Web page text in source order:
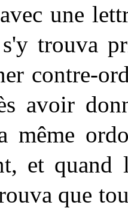
une
trouva
contre-
avoir
même
et quand
que